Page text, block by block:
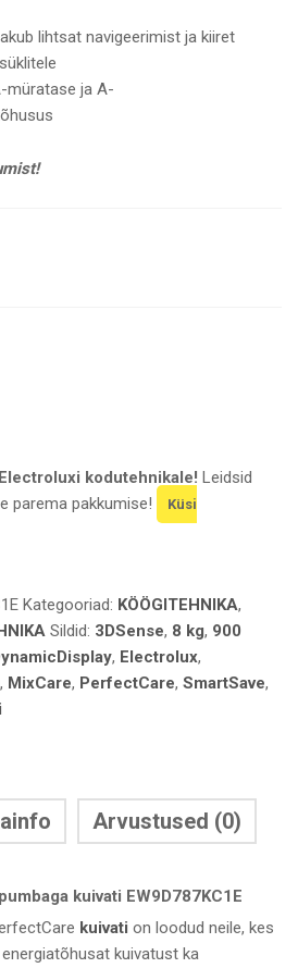
lihtsat navigeerimist ja kiiret
müratase ja A-
kodutehnikale! Leidsid
parema pakkumise!
Küsi
Kategooriad: KÖÖGITEHNIKA,
Sildid: 3DSense, 8 kg, 900
, Electrolux,
, MixCare, PerfectCare, SmartSave,
Arvustused (0)
kuivati EW9D787KC1E
kuivati on loodud neile, kes
kuivatust ka